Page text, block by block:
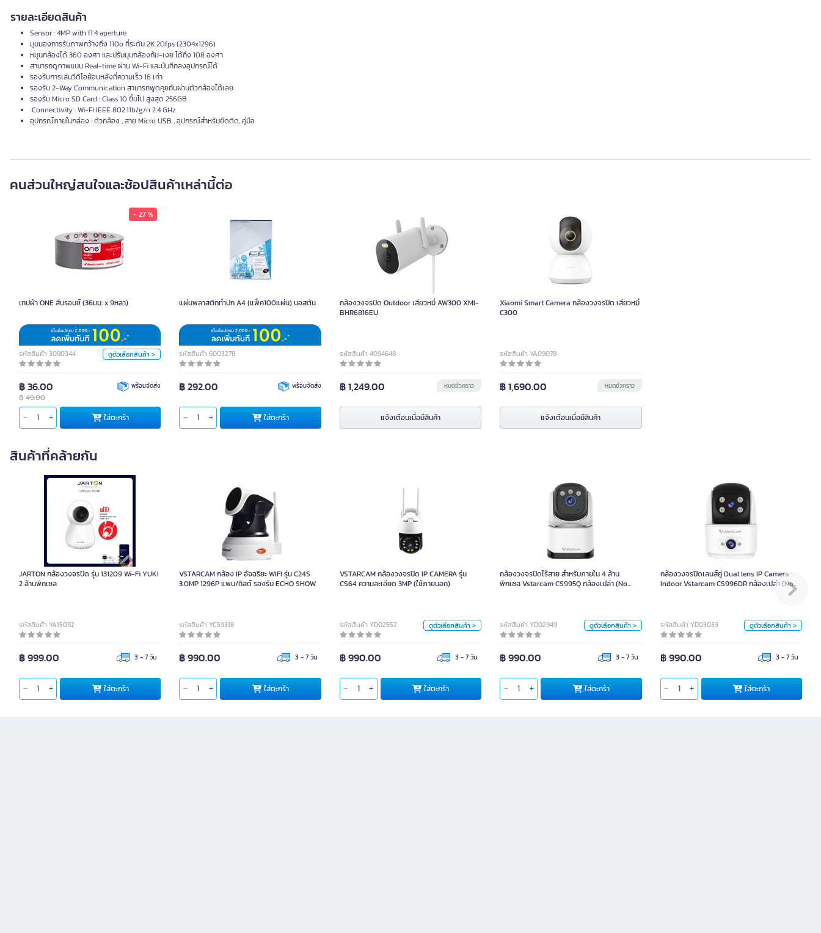
รายละเอียดสินค้า
Sensor : 4MP with f1.4 aperture
มุมมองการรับภาพกว้างถึง 110o ที่ระดับ 2K 20fps (2304x1296)
หมุนกล้องได้ 360 องศา และปรับมุมกล้องก้ม-เงย ได้ถึง 108 องศา
สามารถดูภาพแบบ Real-time ผ่าน Wi-Fi และบันทึกลงอุปกรณ์ได้
รองรับการเล่นวีดิโอย้อนหลังที่ความเร็ว 16 เท่า
รองรับ 2-Way Communication สามารถพูดคุยกันผ่านตัวกล้องได้เลย
รองรับ Micro SD Card : Class 10 ขึ้นไป สูงสุด 256GB
Connectivity : Wi-Fi IEEE 802.11b/g/n 2.4 GHz
อุปกรณ์ภายในกล่อง : ตัวกล้อง , สาย Micro USB , อุปกรณ์สำหรับยึดติด, คู่มือ
คนส่วนใหญ่สนใจและช้อปสินค้าเหล่านี้ต่อ
- 27 %
เทปผ้า ONE สีบรอนซ์ (36มม. x 9หลา)
รหัสสินค้า 3090344 ดูตัวเลือกสินค้า >
฿ 36.00
฿ 49.00
พร้อมจัดส่ง
ใส่ตะกร้า
เทปผ้า ONE สีบรอนซ์ (36มม. x 9หลา)
แดง
น้ำเงิน
ดำ
เงิน
เหลือง
เขียว
ใส่ตะกร้า
แผ่นพลาสติกทำปก A4 (แพ็ค100แผ่น) บอสตัน
รหัสสินค้า 6003278
฿ 292.00 พร้อมจัดส่ง
ใส่ตะกร้า
กล้องวงจรปิด Outdoor เสียวหมี่ AW300 XMI-
BHR6816EU
รหัสสินค้า 4094648
฿ 1,249.00 หมดชั่วคราว
แจ้งเตือนเมื่อมีสินค้า
Xiaomi Smart Camera กล้องวงจรปิด เสียวหมี่
C300
รหัสสินค้า YA09078
฿ 1,690.00 หมดชั่วคราว
แจ้งเตือนเมื่อมีสินค้า
สินค้าที่คล้ายกัน
JARTON กล้องวงจรปิด รุ่น 131209 Wi-Fi YUKI
2 ล้านพิกเซล
รหัสสินค้า YA15092
฿ 999.00 3 - 7 วัน
ใส่ตะกร้า
VSTARCAM กล้อง IP อัจฉริยะ WIFI รุ่น C24S
3.0MP 1296P แพน/ทิลต์ รองรับ ECHO SHOW
รหัสสินค้า YC59318
฿ 990.00 3 - 7 วัน
ใส่ตะกร้า
VSTARCAM กล้องวงจรปิด IP CAMERA รุ่น
CS64 ความละเอียด 3MP (ใช้ภายนอก)
รหัสสินค้า YD02552 ดูตัวเลือกสินค้า >
฿ 990.00 3 - 7 วัน
ใส่ตะกร้า
VSTARCAM กล้องวงจรปิด IP CAMERA รุ่น
CS64 ความละเอียด 3MP (ใช้ภายนอก)
ตัวเลือก
กล้อง + Mem 64GB
กล้อง + Mem Highspeed 32GB
กล้อง + Mem Samsung 256GB
กล้อง + Mem Kingston 64 GB
ใส่ตะกร้า
กล้องวงจรปิดไร้สาย สําหรับภายใน 4 ล้าน
พิกเซล Vstarcam CS995Q กล้องเปล่า (No
รหัสสินค้า YD02949 ดูตัวเลือกสินค้า >
฿ 990.00 3 - 7 วัน
ใส่ตะกร้า
กล้องวงจรปิดไร้สาย สําหรับภายใน 4 ล้าน
ตัวเลือก
กล้อง + Mem Highspeed 32GB
กล้อง + Mem Samsung 256GB
กล้อง + Mem Kingston 128 GB
ใส่ตะกร้า
กล้องวงจรปิดเลนส์คู่ Dual lens IP Camera
Indoor Vstarcam CS996DR กล้องเปล่า (No
รหัสสินค้า YD03033 ดูตัวเลือกสินค้า >
฿ 990.00 3 - 7 วัน
ใส่ตะกร้า
กล้องวงจรปิดเลนส์คู่ Dual lens IP Camera
Indoor Vstarcam CS996DR กล้องเปล่า (No
ตัวเลือก
กล้อง + Mem Highspeed 32GB
กล้อง + Mem Samsung 256GB
กล้อง + Mem Kingston 128 GB
ใส่ตะกร้า